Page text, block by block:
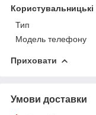
Користувальницькі
Тип
Модель телефону
Приховати
Умови доставки